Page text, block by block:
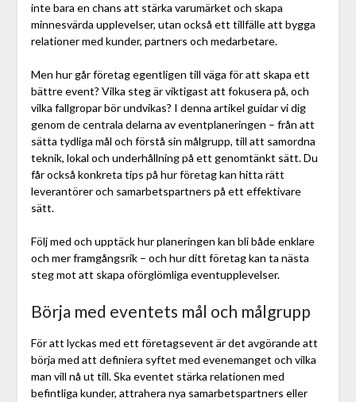
inte bara en chans att stärka varumärket och skapa
minnesvärda upplevelser, utan också ett tillfälle att bygga
relationer med kunder, partners och medarbetare.
Men hur går företag egentligen till väga för att skapa ett
bättre event? Vilka steg är viktigast att fokusera på, och
vilka fallgropar bör undvikas? I denna artikel guidar vi dig
genom de centrala delarna av eventplaneringen – från att
sätta tydliga mål och förstå sin målgrupp, till att samordna
teknik, lokal och underhållning på ett genomtänkt sätt. Du
får också konkreta tips på hur företag kan hitta rätt
leverantörer och samarbetspartners på ett effektivare
sätt.
Följ med och upptäck hur planeringen kan bli både enklare
och mer framgångsrik – och hur ditt företag kan ta nästa
steg mot att skapa oförglömliga eventupplevelser.
Börja med eventets mål och målgrupp
För att lyckas med ett företagsevent är det avgörande att
börja med att definiera syftet med evenemanget och vilka
man vill nå ut till. Ska eventet stärka relationen med
befintliga kunder, attrahera nya samarbetspartners eller